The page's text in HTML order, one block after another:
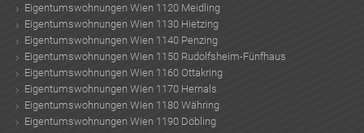
Eigentumswohnungen Wien 1120 Meidling
Eigentumswohnungen Wien 1130 Hietzing
Eigentumswohnungen Wien 1140 Penzing
Eigentumswohnungen Wien 1150 Rudolfsheim-Fünfhaus
Eigentumswohnungen Wien 1160 Ottakring
Eigentumswohnungen Wien 1170 Hernals
Eigentumswohnungen Wien 1180 Währing
Eigentumswohnungen Wien 1190 Döbling